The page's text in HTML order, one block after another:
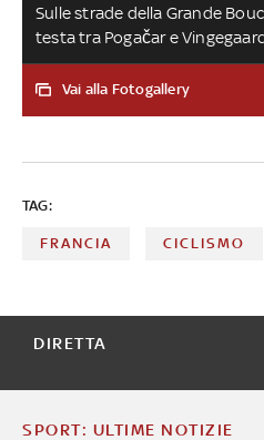
Sulle strade della Grande
testa tra Pogačar e
record di cinque Tour, il
doppietta col Giro. Difficile
occhi di tutta la Francia
banco e stravolgere le
Vai alla Fotogallery
TAG:
FRANCIA CICLISMO
DIRETTA
SPORT: ULTIME NOTIZIE